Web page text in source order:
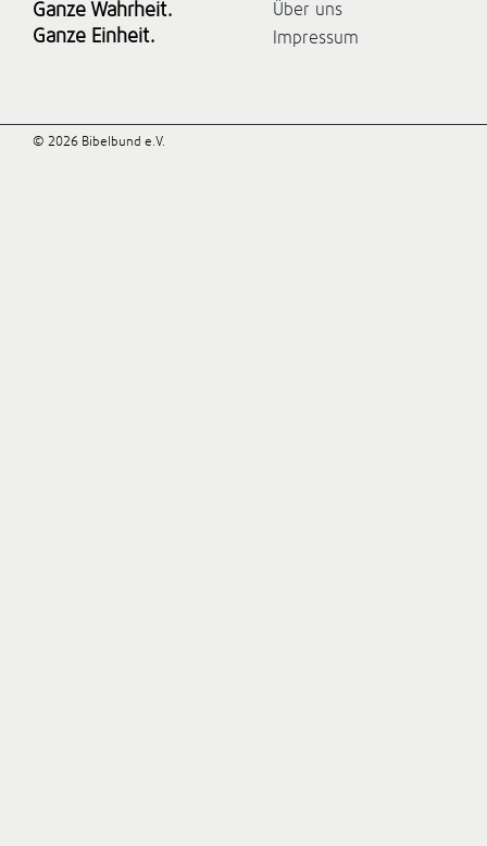
Ganze Wahrheit.
Ganze Einheit.
Über uns
Impressum
© 2026 Bibelbund e.V.